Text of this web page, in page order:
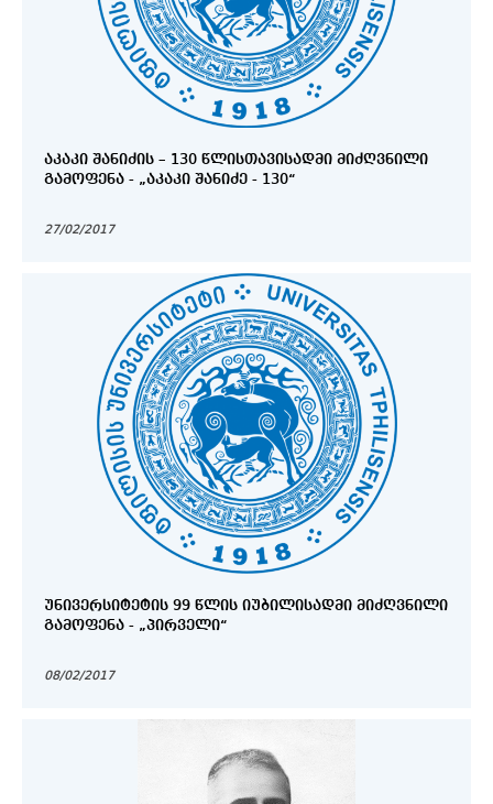
ᲐᲙᲐᲙᲘ ᲨᲐᲜᲘᲫᲘᲡ – 130 ᲬᲚᲘᲡᲗᲐᲕᲘᲡᲐᲓᲛᲘ ᲛᲘᲫᲦᲕᲜᲘᲚᲘ
ᲒᲐᲛᲝᲤᲔᲜᲐ - „ᲐᲙᲐᲙᲘ ᲨᲐᲜᲘᲫᲔ - 130“
27/02/2017
ᲣᲜᲘᲕᲔᲠᲡᲘᲢᲔᲢᲘᲡ 99 ᲬᲚᲘᲡ ᲘᲣᲑᲘᲚᲘᲡᲐᲓᲛᲘ ᲛᲘᲫᲦᲕᲜᲘᲚᲘ
ᲒᲐᲛᲝᲤᲔᲜᲐ - „ᲞᲘᲠᲕᲔᲚᲘ“
08/02/2017